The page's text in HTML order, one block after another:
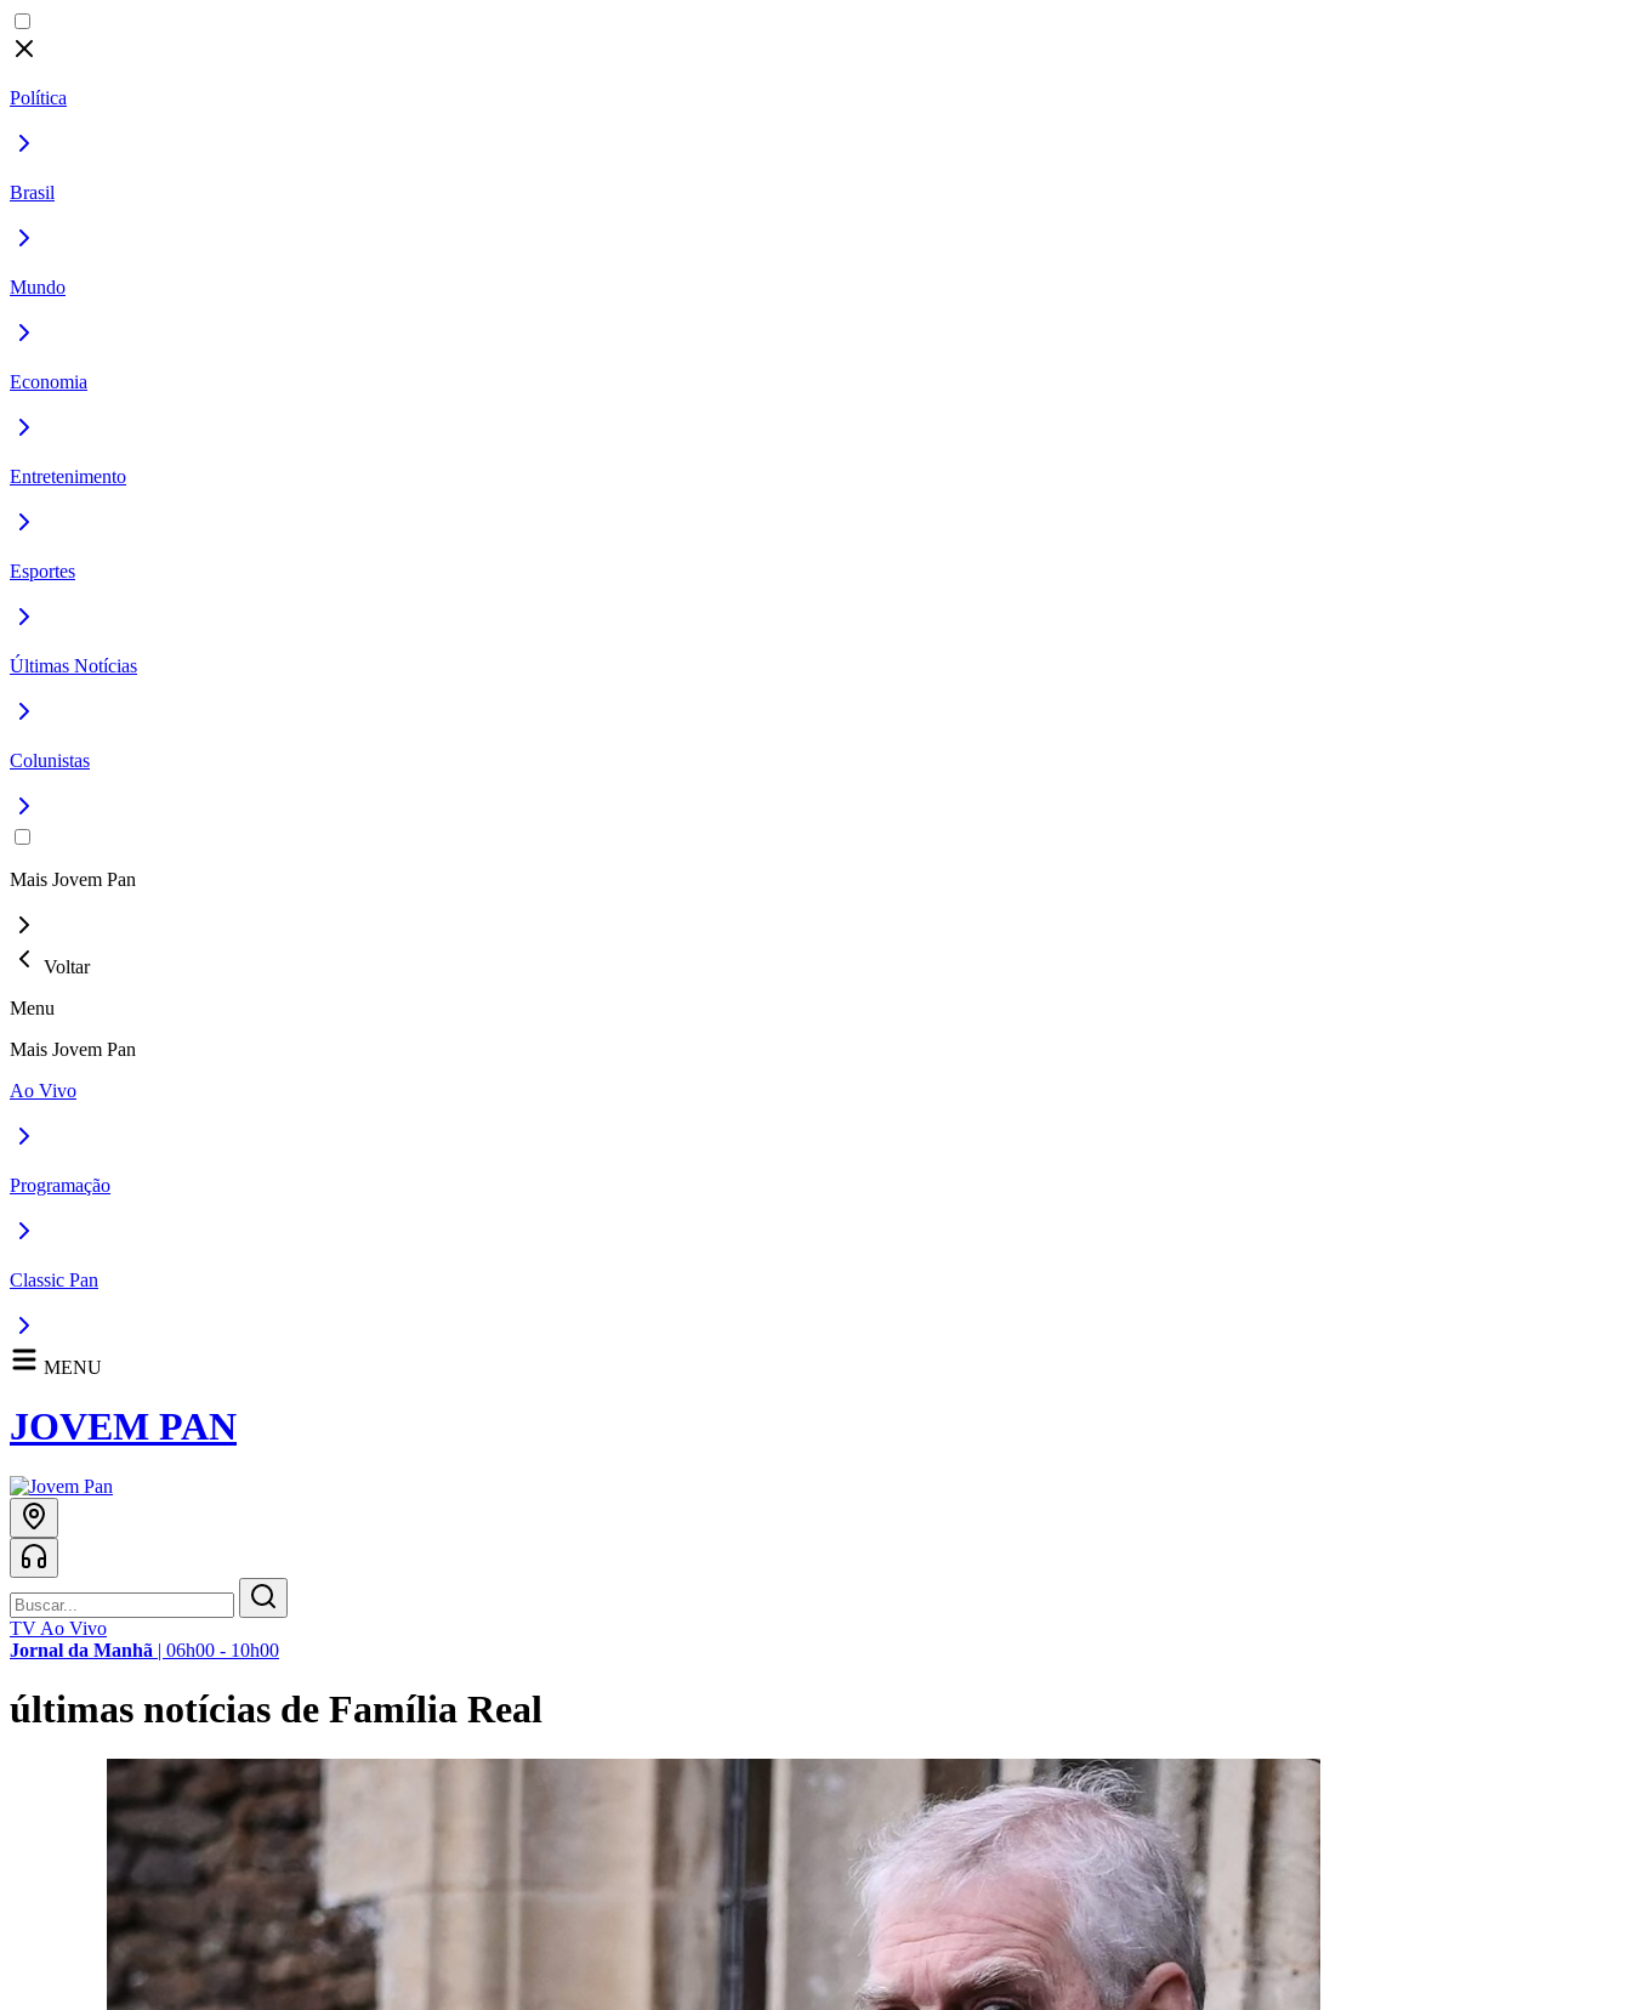
Política
Brasil
Mundo
Economia
Entretenimento
Esportes
Últimas Notícias
Colunistas
Mais Jovem Pan
Voltar
Menu
Mais Jovem Pan
Ao Vivo
Programação
Classic Pan
MENU
JOVEM PAN
TV Ao Vivo
Jornal da Manhã | 06h00 - 10h00
últimas notícias de Família Real